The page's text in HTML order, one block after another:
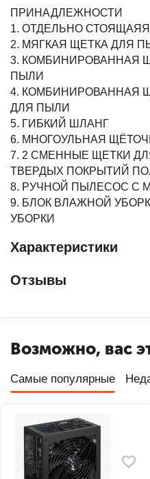
ПРИНАДЛЕЖНОСТИ
1. ОТДЕЛЬНО
2. МЯГКАЯ ЩЕТКА ДЛЯ
3. КОМБИНИРОВАННАЯ
ПЫЛИ
4. КОМБИНИРОВАННАЯ
ДЛЯ ПЫЛИ
5. ГИБКИЙ ШЛАНГ
6. МНОГОУЛЬНАЯ
7. 2 СМЕННЫЕ ЩЕТКИ
ТВЕРДЫХ ПОКРЫТИЙ
8. РУЧНОЙ ПЫЛЕСОС С
9. БЛОК ВЛАЖНОЙ
УБОРКИ
Характеристики
Отзывы
Возможно, вас
Самые популярные